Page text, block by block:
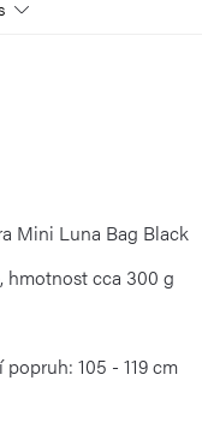
Mini Luna Bag Black
hmotnost cca 300 g
105 - 119 cm